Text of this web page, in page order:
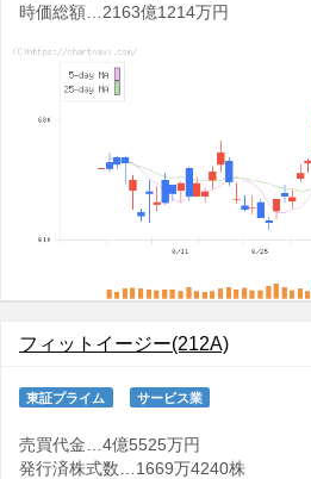
時価総額…2163億1214万円
フィットイージー(212A)
東証プライム サービス業
売買代金…4億5525万円
発行済株式数…1669万4240株